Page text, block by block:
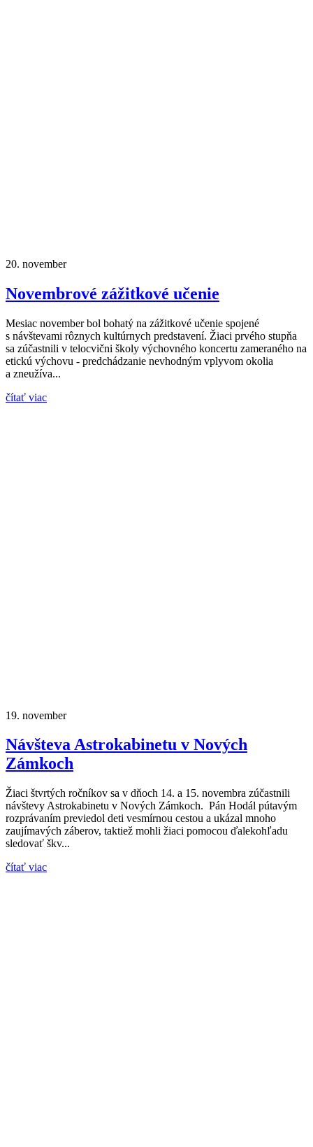
20. november
Novembrové zážitkové učenie
Mesiac november bol bohatý na zážitkové učenie spojené
s návštevami rôznych kultúrnych predstavení. Žiaci prvého stupňa
sa zúčastnili v telocvični školy výchovného koncertu zameraného na
etickú výchovu - predchádzanie nevhodným vplyvom okolia
a zneužíva...
čítať viac
19. november
Návšteva Astrokabinetu v Nových
Zámkoch
Žiaci štvrtých ročníkov sa v dňoch 14. a 15. novembra zúčastnili
návštevy Astrokabinetu v Nových Zámkoch. Pán Hodál pútavým
rozprávaním previedol deti vesmírnou cestou a ukázal mnoho
zaujímavých záberov, taktiež mohli žiaci pomocou ďalekohľadu
sledovať škv...
čítať viac